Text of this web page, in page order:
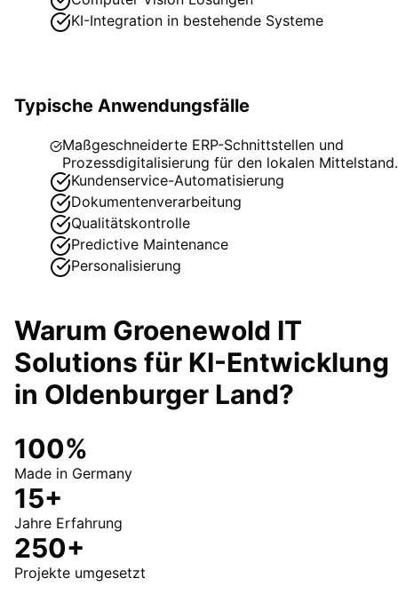
KI-Integration in bestehende Systeme
Typische Anwendungsfälle
Maßgeschneiderte ERP-Schnittstellen und
Prozessdigitalisierung für den lokalen Mittelstand.
Kundenservice-Automatisierung
Dokumentenverarbeitung
Qualitätskontrolle
Predictive Maintenance
Personalisierung
Warum Groenewold IT
Solutions für KI-Entwicklung
in Oldenburger Land?
100%
Made in Germany
15+
Jahre Erfahrung
250+
Projekte umgesetzt